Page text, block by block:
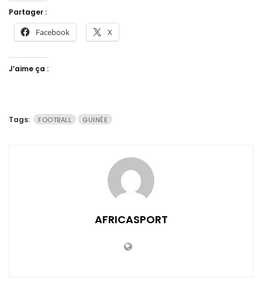
Partager :
Facebook X
J’aime ça :
Tags: FOOTBALL GUINÉE
AFRICASPORT